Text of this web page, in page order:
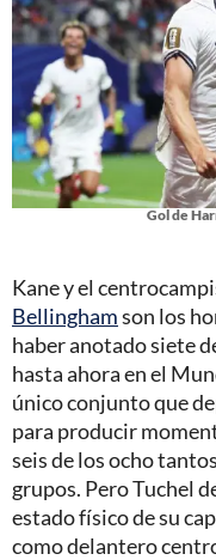
Gol de
Kane y el
Bellinghamson los
haber anotado siete
hasta ahora en el
único conjunto que
para producir
seis de los ocho
grupos. Pero Tuchel
estado físico de su
como delantero